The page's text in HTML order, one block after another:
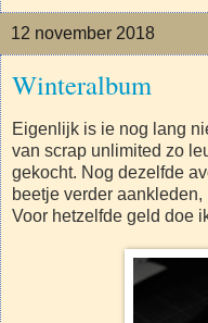
12 november 2018
Winteralbum
Eigenlijk is ie nog lang
van scrap unlimited zo
gekocht. Nog dezelfde
beetje verder
Voor hetzelfde geld doe